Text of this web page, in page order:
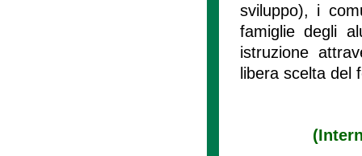
sviluppo), i
famiglie degli
istruzione
libera scelta del